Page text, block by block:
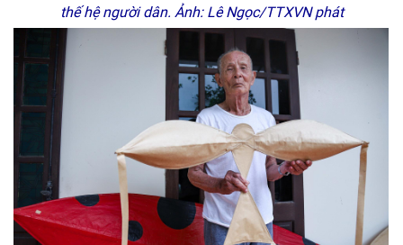
thế hệ người dân. Ảnh: Lê Ngọc/TTXVN phát